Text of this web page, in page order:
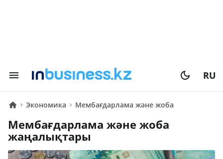
RU
Экономика Мембағдарлама және жоба
Мембағдарлама және жоба
жаңалықтары